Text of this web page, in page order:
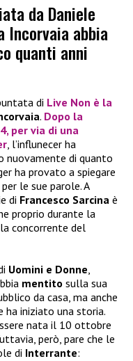
da Daniele
Incorvaia abbia
quanti anni
di Live Non è la
. Dopo la
, per via di una
, l’influnecer ha
nuovamente di quanto
ha provato a spiegare
le sue parole. A
di Francesco Sarcina è
proprio durante la
concorrente del
Uomini e Donne,
mentito sulla sua
da casa, ma anche
ha iniziato una storia.
nata il 10 ottobre
però, pare che le
di Interrante: